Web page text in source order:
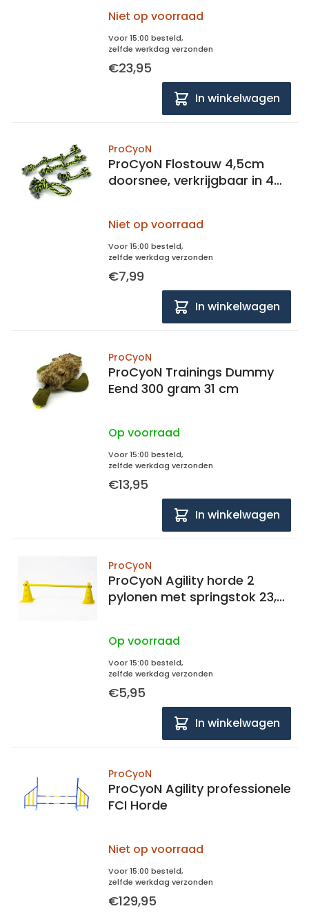
Niet op voorraad
Voor 15:00 besteld,
zelfde werkdag verzonden
€23,95
In winkelwagen
ProCyoN
ProCyoN Flostouw 4,5cm
doorsnee, verkrijgbaar in 4
Niet op voorraad
Voor 15:00 besteld,
zelfde werkdag verzonden
€7,99
In winkelwagen
ProCyoN
ProCyoN Trainings Dummy
Eend 300 gram 31 cm
Op voorraad
Voor 15:00 besteld,
zelfde werkdag verzonden
€13,95
In winkelwagen
ProCyoN
ProCyoN Agility horde 2
pylonen met springstok 23,5
Op voorraad
Voor 15:00 besteld,
zelfde werkdag verzonden
€5,95
In winkelwagen
ProCyoN
ProCyoN Agility professionele
FCI Horde
Niet op voorraad
Voor 15:00 besteld,
zelfde werkdag verzonden
€129,95